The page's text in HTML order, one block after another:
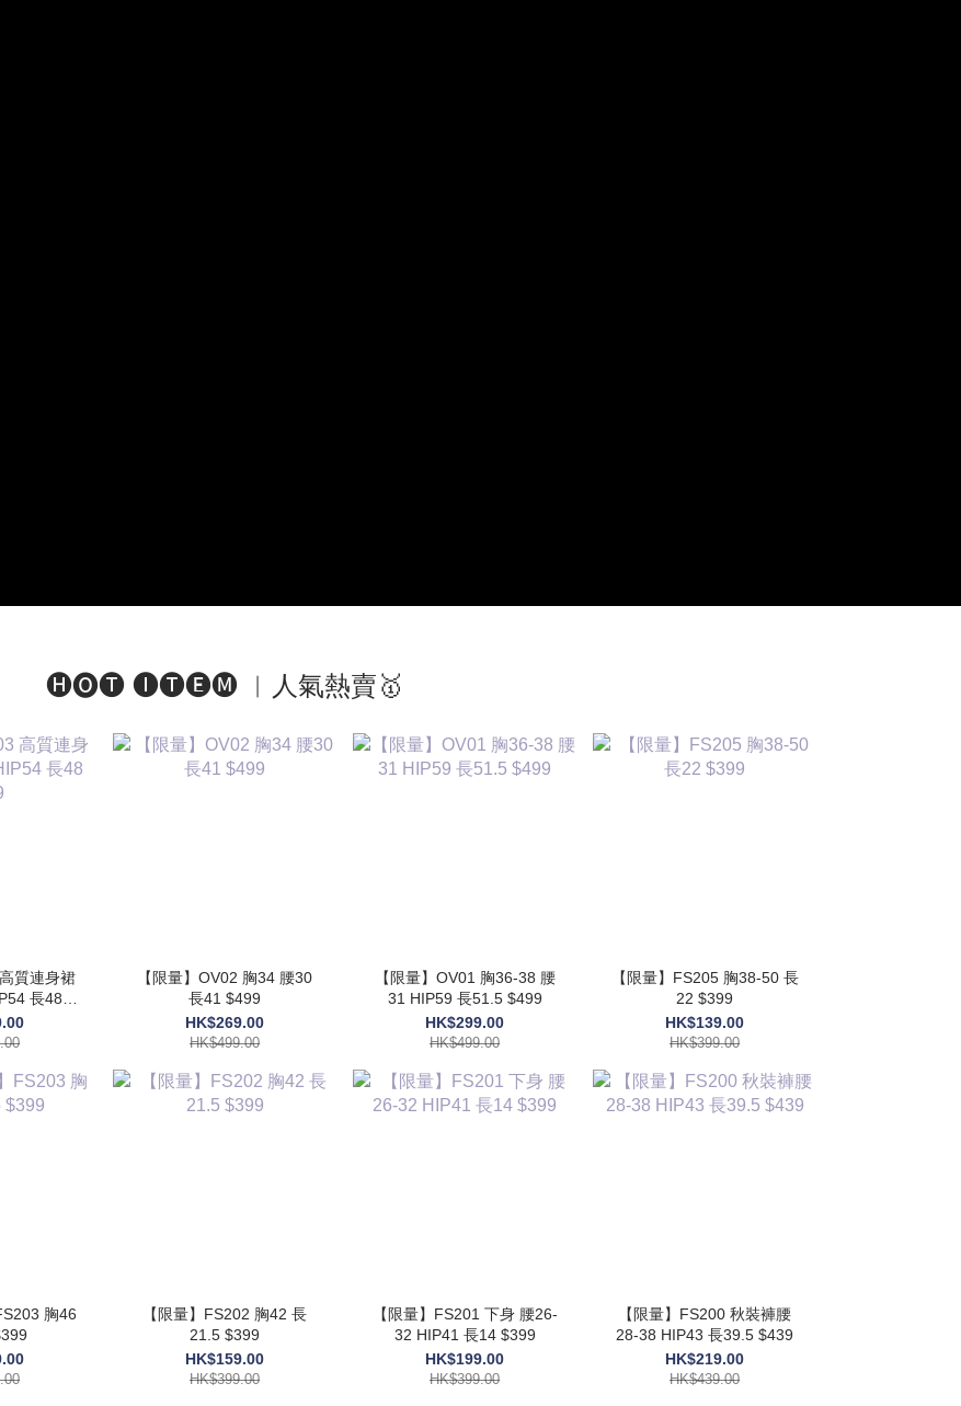
🅗🅞🅣 🅘🅣🅔🅜 ︱人氣熱賣🥇
【限量】OV02 胸34 腰30
長41 $499
HK$269.00
HK$499.00
【限量】OV01 胸36-38 腰
31 HIP59 長51.5 $499
HK$299.00
HK$499.00
【限量】FS205 胸38-50 長
22 $399
HK$139.00
HK$399.00
胸46
【限量】FS202 胸42 長
21.5 $399
HK$159.00
HK$399.00
【限量】FS201 下身 腰26-
32 HIP41 長14 $399
HK$199.00
HK$399.00
【限量】FS200 秋裝褲腰
28-38 HIP43 長39.5 $439
HK$219.00
HK$439.00